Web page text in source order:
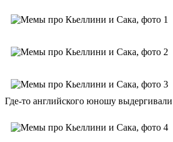
Где-то английского юношу выдергивали